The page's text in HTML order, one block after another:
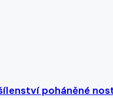
poháněné